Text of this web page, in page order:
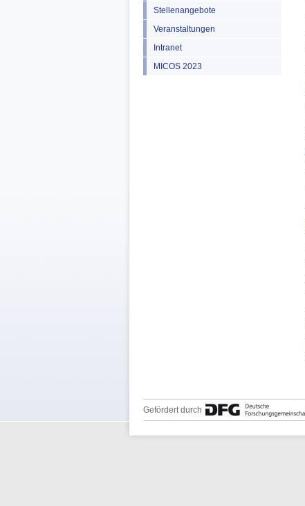
Stellenangebote
Veranstaltungen
Intranet
MICOS 2023
Gefördert durch